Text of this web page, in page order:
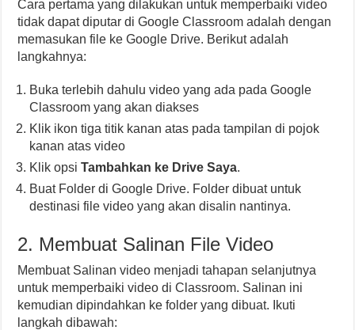
Cara pertama yang dilakukan untuk memperbaiki video
tidak dapat diputar di Google Classroom adalah dengan
memasukan file ke Google Drive. Berikut adalah
langkahnya:
Buka terlebih dahulu video yang ada pada Google
Classroom yang akan diakses
Klik ikon tiga titik kanan atas pada tampilan di pojok
kanan atas video
Klik opsiTambahkan ke Drive Saya.
Buat Folder di Google Drive. Folder dibuat untuk
destinasi file video yang akan disalin nantinya.
2. Membuat Salinan File Video
Membuat Salinan video menjadi tahapan selanjutnya
untuk memperbaiki video di Classroom. Salinan ini
kemudian dipindahkan ke folder yang dibuat. Ikuti
langkah dibawah: